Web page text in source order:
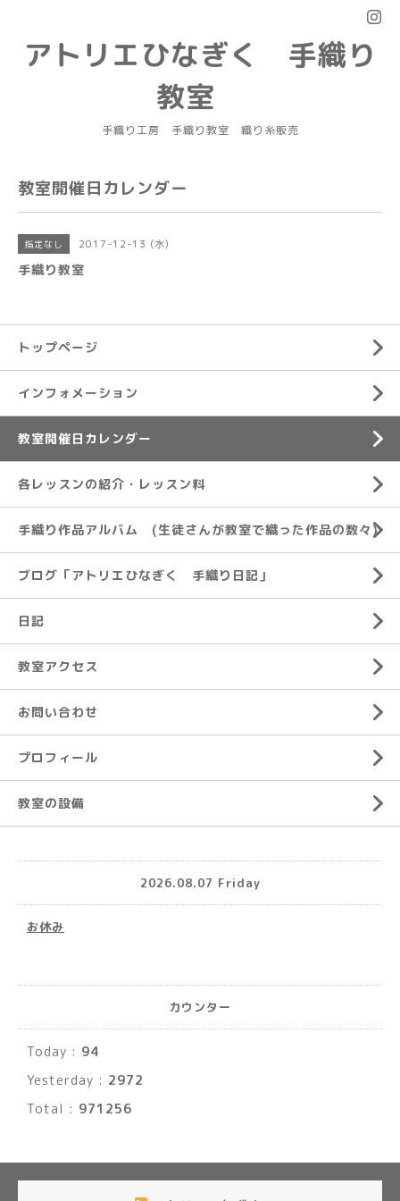
アトリエひなぎく 手織り
教室
手織り工房 手織り教室 織り糸販売
教室開催日カレンダー
指定なし 2017-12-13 (水)
手織り教室
トップページ
インフォメーション
教室開催日カレンダー
各レッスンの紹介・レッスン料
手織り作品アルバム (生徒さんが教室で織った作品の数々)
ブログ「アトリエひなぎく 手織り日記」
日記
教室アクセス
お問い合わせ
プロフィール
教室の設備
2026.08.07 Friday
お休み
カウンター
Today : 94
Yesterday : 2972
Total : 971256